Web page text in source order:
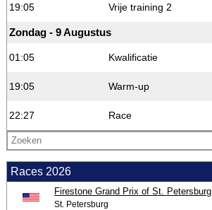
19:05 Vrije training 2
Zondag - 9 Augustus
01:05 Kwalificatie
19:05 Warm-up
22:27 Race
Races 2026
Firestone Grand Prix of St. Petersburg
St. Petersburg